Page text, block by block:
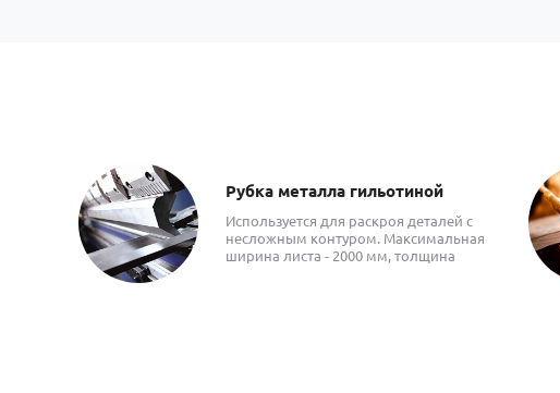
Рубка металла гильотиной
Используется для раскроя деталей с
несложным контуром. Максимальная
ширина листа - 2000 мм, толщина